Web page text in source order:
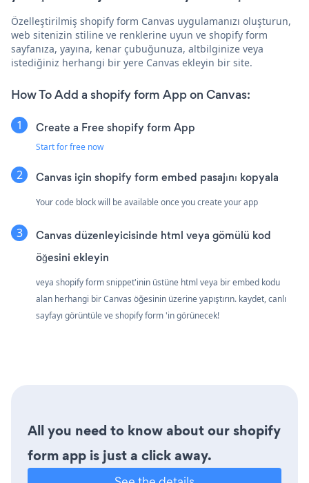
Özelleştirilmiş shopify form Canvas uygulamanızı oluşturun,
web sitenizin stiline ve renklerine uyun ve shopify form
sayfanıza, yayına, kenar çubuğunuza, altbilginize veya
istediğiniz herhangi bir yere Canvas ekleyin bir site.
How To Add a shopify form App on Canvas:
Create a Free shopify form App
Start for free now
Canvas için shopify form embed pasajını kopyala
Your code block will be available once you create your app
Canvas düzenleyicisinde html veya gömülü kod
öğesini ekleyin
veya shopify form snippet'inin üstüne html veya bir embed kodu
alan herhangi bir Canvas öğesinin üzerine yapıştırın. kaydet, canlı
sayfayı görüntüle ve shopify form 'in görünecek!
All you need to know about our shopify
form app is just a click away.